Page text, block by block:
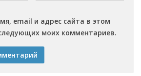
email и адрес сайта в этом
моих комментариев.